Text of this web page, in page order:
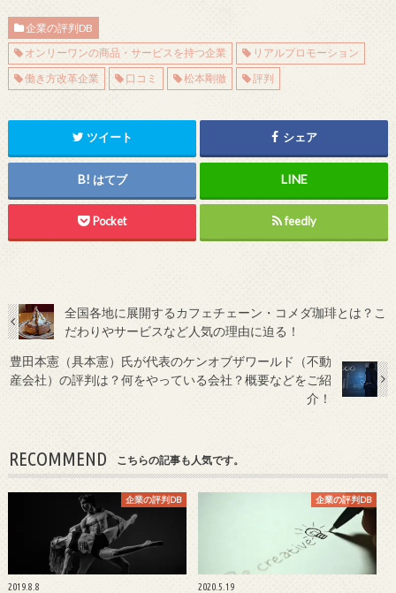
企業の評判DB
オンリーワンの商品・サービスを持つ企業
リアルプロモーション
働き方改革企業
口コミ 松本剛徹 評判
ツイート シェア
はてブ
Pocket feedly
全国各地に展開するカフェチェーン・コメダ珈琲とは？こ
だわりやサービスなど人気の理由に迫る！
豊田本憲（具本憲）氏が代表のケンオブザワールド（不動
産会社）の評判は？何をやっている会社？概要などをご紹
介！
RECOMMEND こちらの記事も人気です。
企業の評判DB
2019.8.8
企業の評判DB
2020.5.19